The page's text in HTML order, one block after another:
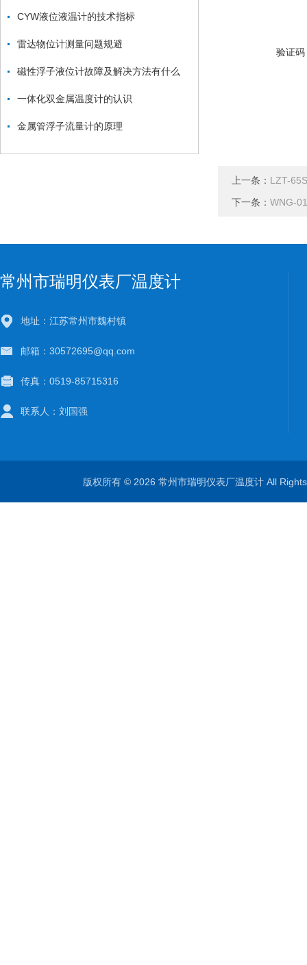
CYW液位液温计的技术指标
雷达物位计测量问题规避
磁性浮子液位计故障及解决方法有什么
一体化双金属温度计的认识
金属管浮子流量计的原理
验证码
上一条： LZT-
下一条： WNG-
常州市瑞明仪表厂温度计
地址：江苏常州市魏村镇
邮箱：30572695@qq.com
传真：0519-85715316
联系人：刘国强
版权所有 © 2026 常州市瑞明仪表厂温度计 All